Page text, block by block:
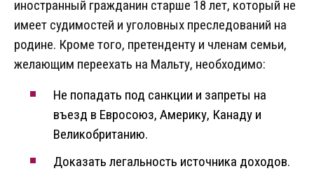
иностранный гражданин старше 18 лет, который не
имеет судимостей и уголовных преследований на
родине. Кроме того, претенденту и членам семьи,
желающим переехать на Мальту, необходимо:
Не попадать под санкции и запреты на
въезд в Евросоюз, Америку, Канаду и
Великобританию.
Доказать легальность источника доходов.